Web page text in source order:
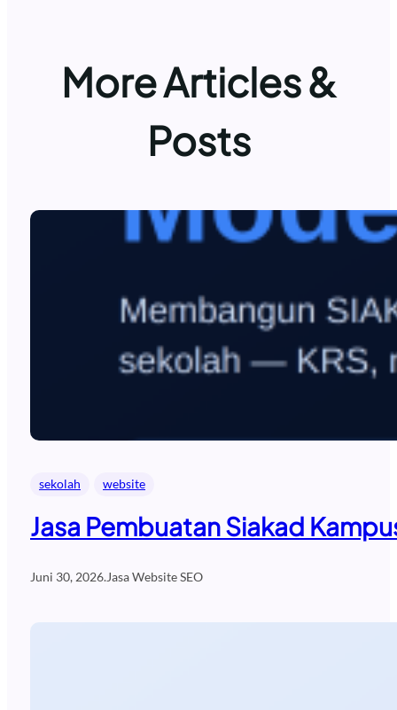
More Articles &
Posts
sekolah website
Jasa Pembuatan Siakad
Juni 30, 2026.Jasa Website SEO